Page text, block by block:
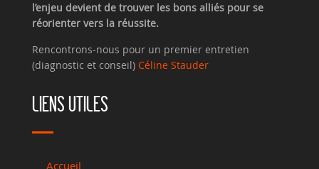
l’enjeu devient de trouver les bons alliés pour se
réorienter vers la réussite.
Rencontrons-nous pour un premier entretien
(diagnostic et conseil) Céline Stauder
LIENS UTILES
Accueil